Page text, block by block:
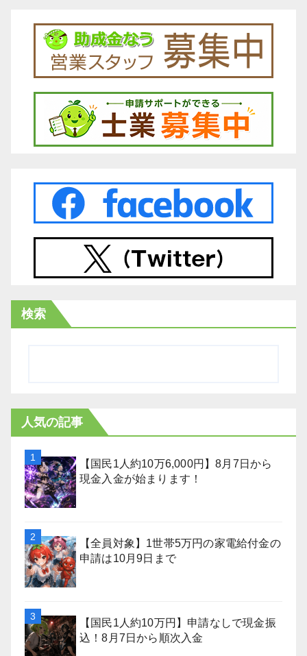
検索
人気の記事
【国民1人約10万6,000円】8月7日から
現金入金が始まります！
【全員対象】1世帯5万円の家電給付金の
申請は10月9日まで
【国民1人約10万円】申請なしで現金振
込！8月7日から順次入金